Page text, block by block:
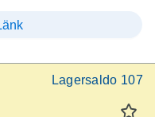
Lagersaldo 107